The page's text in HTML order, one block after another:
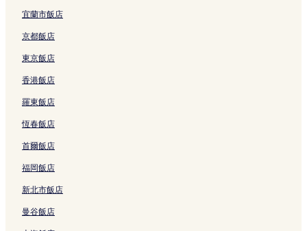
北港水塔附近的飯店
斗六飯店
古坑飯店
黃金蝙蝠生態館附近的飯店
褒忠飯店
雲林縣飯店
宜蘭市飯店
京都飯店
東京飯店
香港飯店
羅東飯店
恆春飯店
首爾飯店
福岡飯店
新北市飯店
曼谷飯店